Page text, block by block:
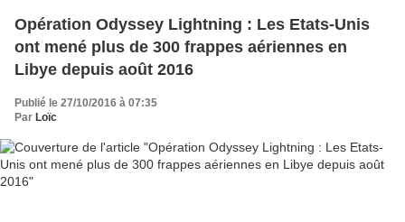
Opération Odyssey Lightning : Les Etats-Unis
ont mené plus de 300 frappes aériennes en
Libye depuis août 2016
Publié le 27/10/2016 à 07:35
Par Loïc